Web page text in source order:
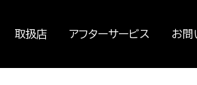
取扱店 アフターサービス お問